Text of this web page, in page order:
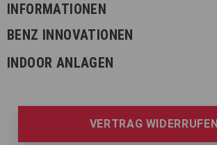
INFORMATIONEN
BENZ INNOVATIONEN
INDOOR ANLAGEN
VERTRAG WIDERRUFEN